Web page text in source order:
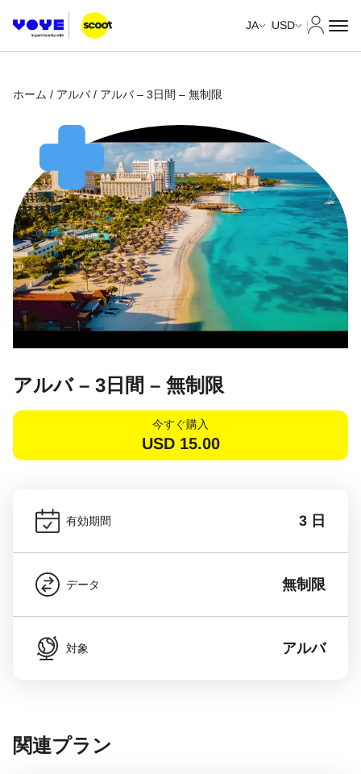
JA USD
ホーム / アルバ/ アルバ – 3日間 – 無制限
アルバ – 3日間 – 無制限
今すぐ購入
USD 15.00
有効期間 3 日
データ 無制限
対象 アルバ
関連プラン